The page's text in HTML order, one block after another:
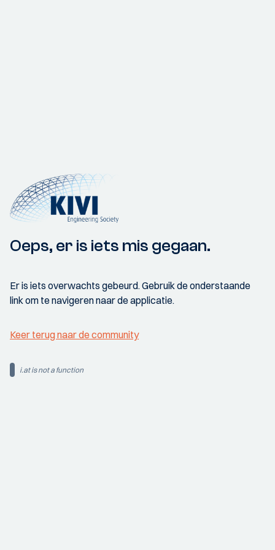
Oeps, er is iets mis gegaan.
Er is iets overwachts gebeurd. Gebruik de onderstaande
link om te navigeren naar de applicatie.
Keer terug naar de community
i.at is not a function